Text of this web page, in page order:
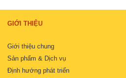
GIỚI THIỆU
Giới thiệu chung
Sản phẩm & Dịch vụ
Định hướng phát triển